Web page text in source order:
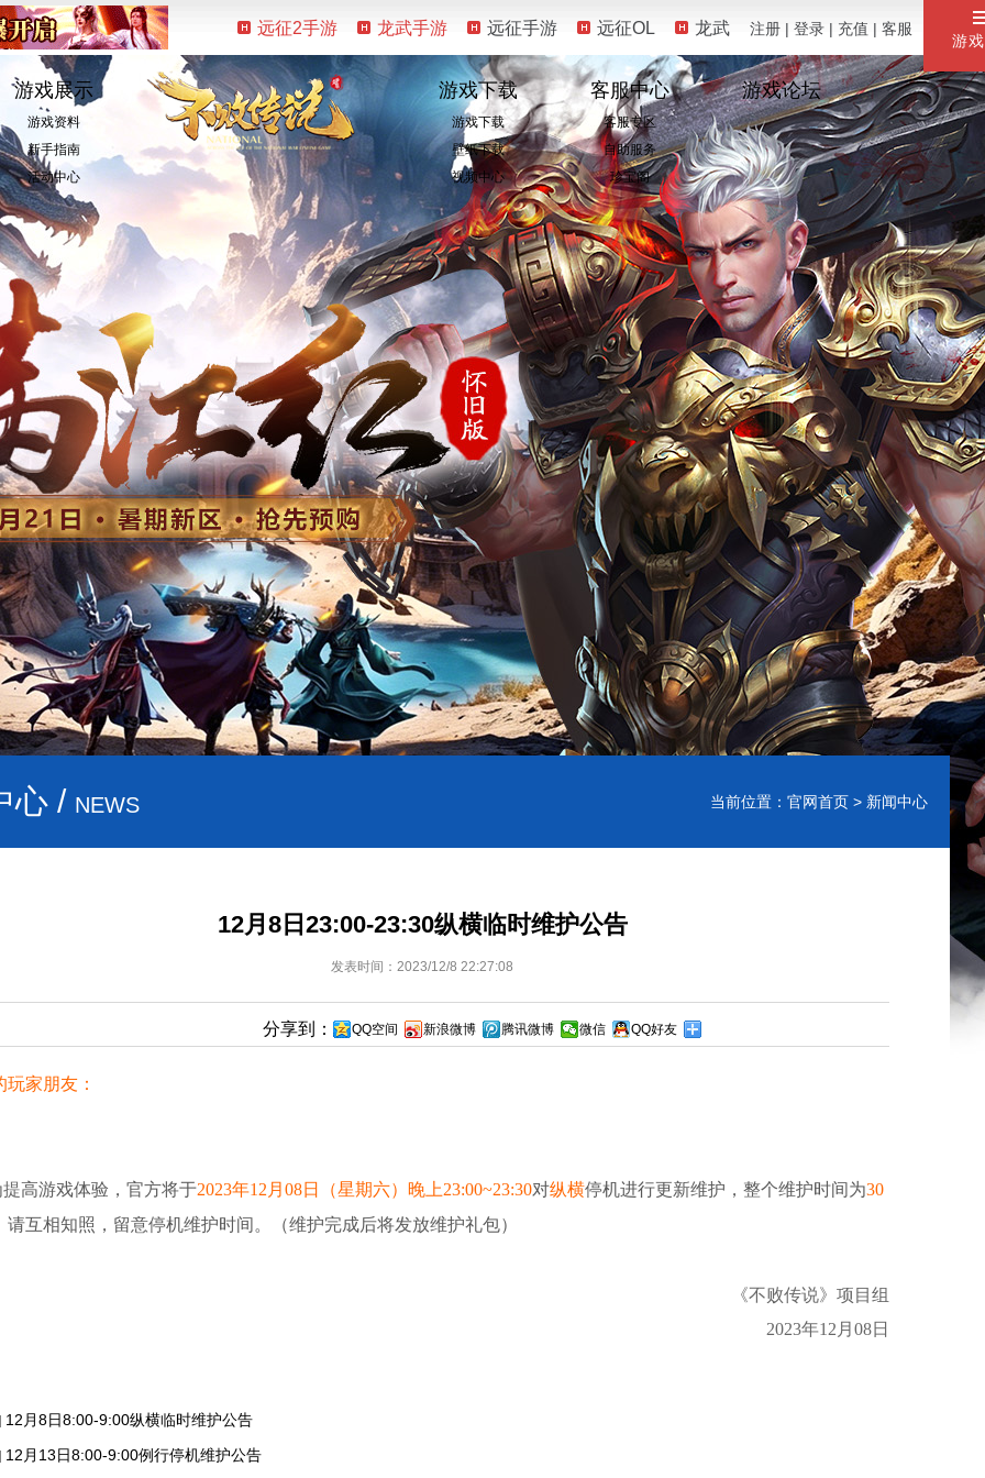
游
远征2手游 龙武手游 远征手游 远征OL 龙武 注册 | 登录 | 充值 | 客服
游戏展示
游戏资料
新手指南
活动中心
游戏下载
游戏下载
壁纸下载
视频中心
客服中心
客服专区
自助服务
珍宝阁
游戏论坛
心 / NEWS 当前位置： 官网首页 > 新闻中心
12月8日23:00-23:30纵横临时维护公告
发表时间：2023/12/8 22:27:08
分享到： QQ空间 新浪微博 腾讯微博 微信 QQ好友
玩家朋友：
提高游戏体验，官方将于2023年12月08日（星期六）晚上23:00~23:30对纵横停机进行更新维护，整个维护时间为30
请互相知照，留意停机维护时间。 （维护完成后将发放维护礼包）
《不败传说》项目组
2023年12月08日
12月8日8:00-9:00纵横临时维护公告
12月13日8:00-9:00例行停机维护公告